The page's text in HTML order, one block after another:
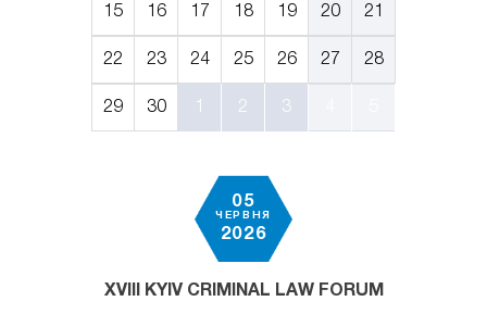
15 16 17 18 19 20 21
22 23 24 25 26 27 28
29 30 2 3
05
ЧЕРВНЯ
2026
XVIII KYIV CRIMINAL LAW FORUM